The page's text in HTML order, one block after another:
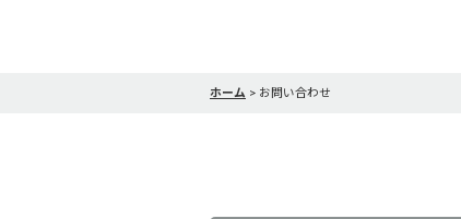
ホーム > お問い合わせ